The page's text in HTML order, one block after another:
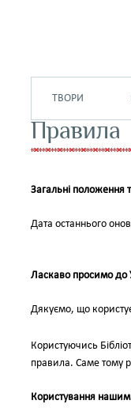
ТВОРИ
Правила
Загальні положення
Дата останнього
Ласкаво просимо до
Дякуємо, що
Користуючись
правила. Саме тому
Користування